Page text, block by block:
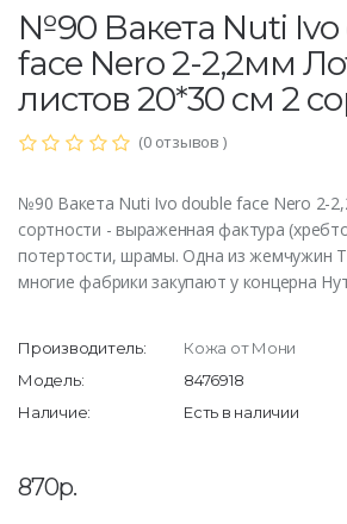
№90 Вакета Nuti
face Nero 2-2,2мм
листов 20*30 см 2
(0 отзывов )
№90 Вакета Nuti Ivo double face Nero 2-
сортности - выраженная фактура
потертости, шрамы. Одна из жемчужин
многие фабрики закупают у концерна
Производитель:
Кожа от Мони
Модель:
8476918
Наличие:
Есть в наличии
870р.